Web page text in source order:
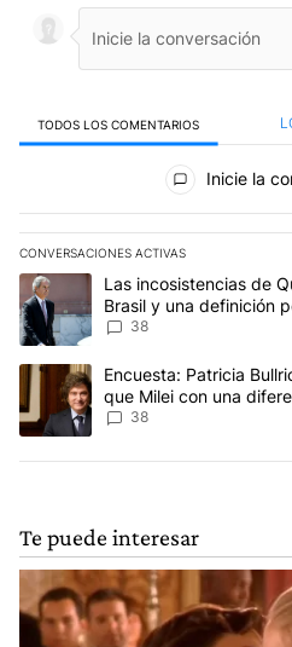
TODOS LOS COMENTARIOS
Todos los comentarios
Inicie la
CONVERSACIONES ACTIVAS
Este listado muestra los artículos
Un artículo de tendencia con el
Las incosistencias de
Brasil y una definición
concepto antiguo"
38
Un artículo de tendencia con el
Encuesta: Patricia
que Milei con una
negativa
38